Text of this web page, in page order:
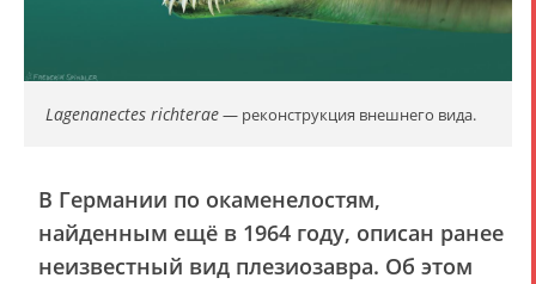
Lagenanectes richterae— реконструкция внешнего вида.
В Германии по окаменелостям,
найденным ещё в 1964 году, описан ранее
неизвестный вид плезиозавра. Об этом